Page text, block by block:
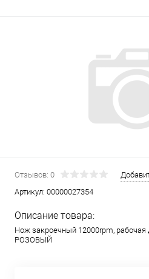
Отзывов: 0
Артикул: 00000027354
Описание товара:
Нож закроечный 12000rpm, рабочая
РОЗОВЫЙ